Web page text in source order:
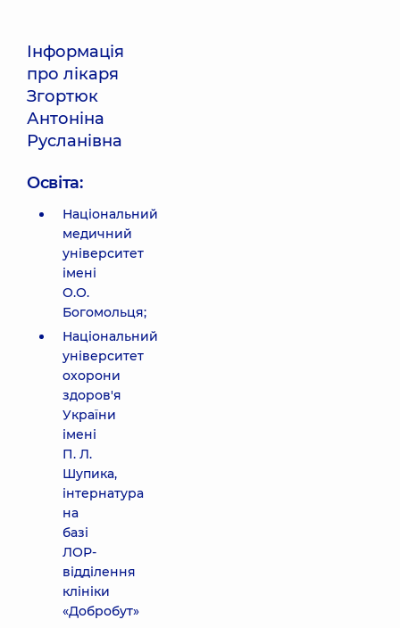
Інформація
про лікаря
Згортюк
Антоніна
Русланівна
Освіта:
Національний
медичний
університет
імені
О.О.
Богомольця;
Національний
університет
охорони
здоров'я
України
імені
П. Л.
Шупика,
інтернатура
на
базі
ЛОР-
відділення
клініки
«Добробут»